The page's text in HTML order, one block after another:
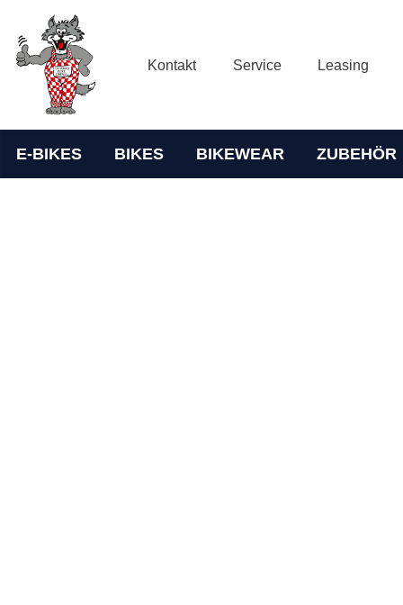
Kontakt Service Leasing
E-BIKES BIKES BIKEWEAR ZUBEHÖR